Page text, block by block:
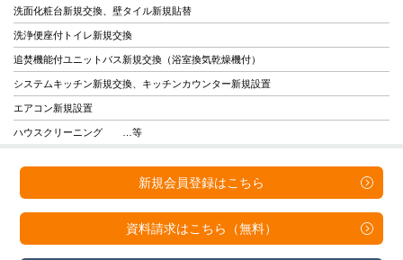
洗面化粧台新規交換、壁タイル新規貼替
洗浄便座付トイレ新規交換
追焚機能付ユニットバス新規交換（浴室換気乾燥機付）
システムキッチン新規交換、キッチンカウンター新規設置
エアコン新規設置
ハウスクリーニング …等
新規会員登録はこちら
資料請求はこちら（無料）